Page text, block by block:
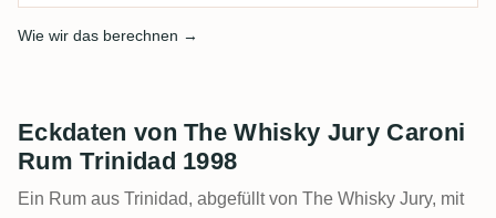
Wie wir das berechnen →
Eckdaten von The Whisky Jury Caroni
Rum Trinidad 1998
Ein Rum aus Trinidad, abgefüllt von The Whisky Jury, mit